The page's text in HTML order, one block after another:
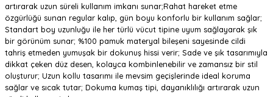
artırarak uzun süreli kullanım imkanı sunar;Rahat hareket etme
özgürlüğü sunan regular kalıp, gün boyu konforlu bir kullanım sağlar;
Standart boy uzunluğu ile her türlü vücut tipine uyum sağlayarak şık
bir görünüm sunar; %100 pamuk materyal bileşeni sayesinde cildi
tahriş etmeden yumuşak bir dokunuş hissi verir; Sade ve şık tasarımıyla
dikkat çeken düz desen, kolayca kombinlenebilir ve zamansız bir stil
oluşturur; Uzun kollu tasarımı ile mevsim geçişlerinde ideal koruma
sağlar ve sıcak tutar; Dokuma kumaş tipi, dayanıklılığı artırarak uzun